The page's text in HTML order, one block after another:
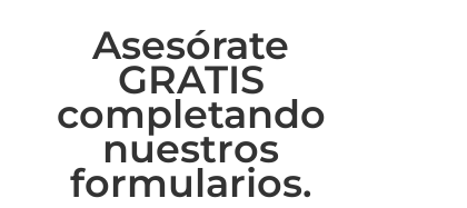
Asesórate
GRATIS
completando
nuestros
formularios.